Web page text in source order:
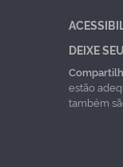
DEIXE
estão
também